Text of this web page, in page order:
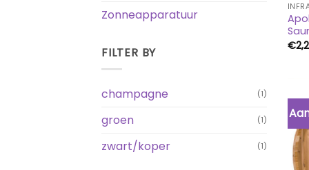
Zonneapparatuur
FILTER BY
champagne (1)
groen (1)
zwart/koper (1)
€